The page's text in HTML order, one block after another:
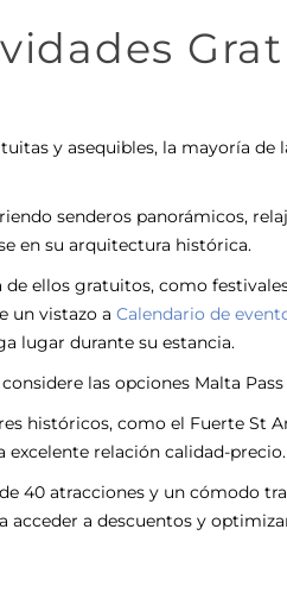
y asequibles, la mayoría de
senderos panorámicos,
en su arquitectura histórica.
ellos gratuitos, como
un vistazo a Calendario de
lugar durante su estancia.
las opciones Malta
históricos, como el Fuerte St
excelente relación calidad-precio.
40 atracciones y un cómodo
acceder a descuentos y